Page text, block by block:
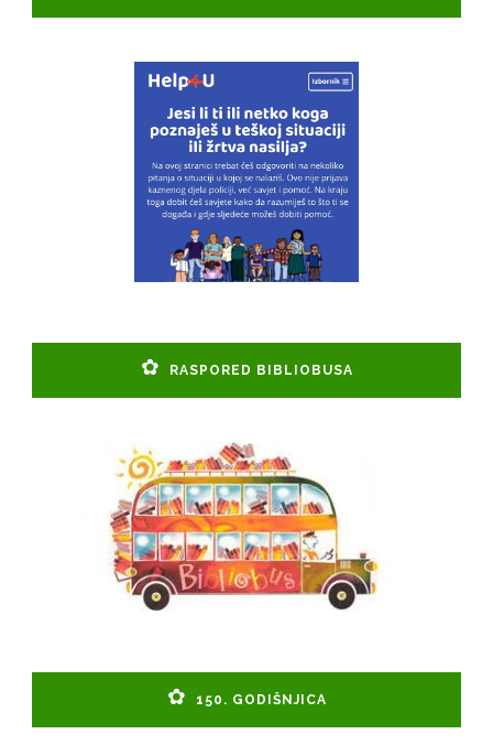
RASPORED BIBLIOBUSA
150. GODIŠNJICA